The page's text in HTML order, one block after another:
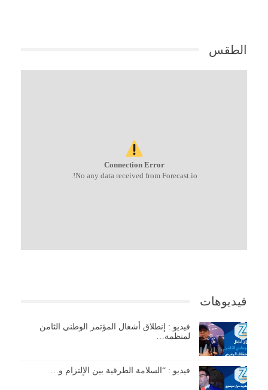
الطقس
Connection Error
No any data received from Forecast.io!.
فيديوهات
فيديو : إنطلاق أشغال المؤتمر الوطني الثامن
لمنظمة…
فيديو : “السلامة الطرقية بين الإلتزام و…